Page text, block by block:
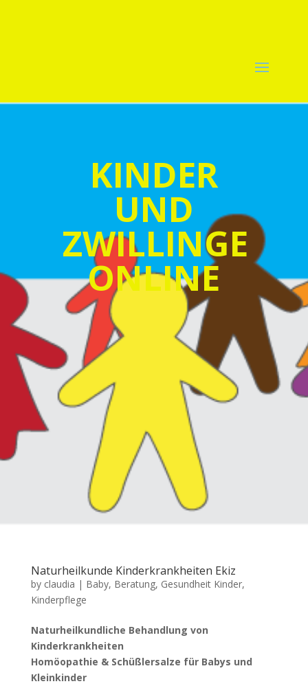
KINDER
UND
ZWILLINGE
ONLINE
Naturheilkunde Kinderkrankheiten Ekiz
by claudia | Baby, Beratung, Gesundheit Kinder,
Kinderpflege
Naturheilkundliche Behandlung von
Kinderkrankheiten
Homöopathie & Schüßlersalze für Babys und
Kleinkinder